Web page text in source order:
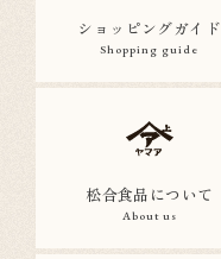
ショッピングガイド
Shopping guide
松合食品について
About us